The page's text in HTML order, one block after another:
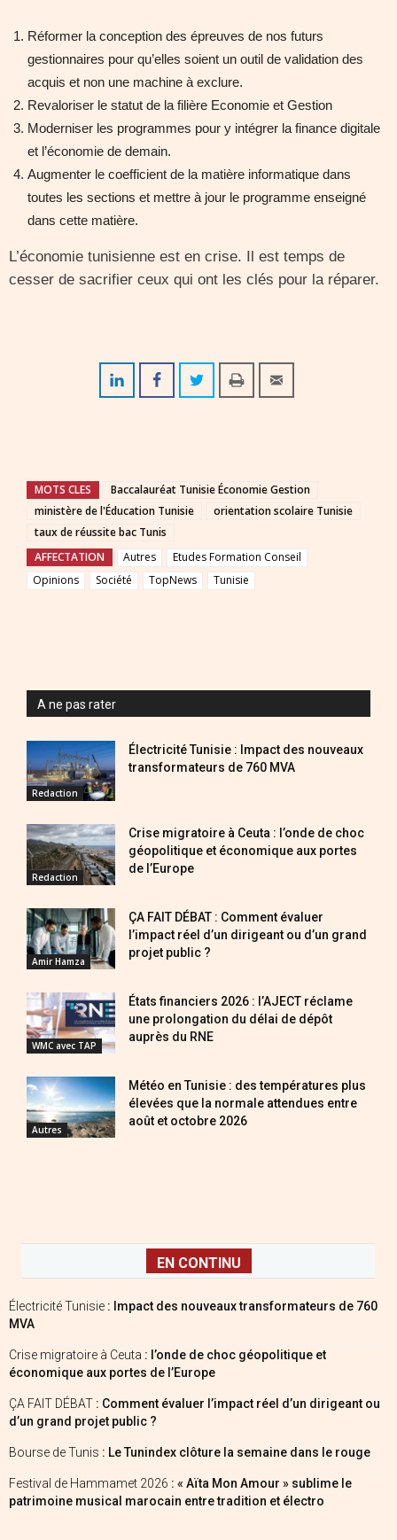
Réformer la conception des épreuves de nos futurs
gestionnaires pour qu’elles soient un outil de validation des
acquis et non une machine à exclure.
Revaloriser le statut de la filière Economie et Gestion
Moderniser les programmes pour y intégrer la finance digitale
et l’économie de demain.
Augmenter le coefficient de la matière informatique dans
toutes les sections et mettre à jour le programme enseigné
dans cette matière.
L’économie tunisienne est en crise. Il est temps de
cesser de sacrifier ceux qui ont les clés pour la réparer.
MOTS CLES
Baccalauréat Tunisie Économie Gestion
ministère de l'Éducation Tunisie
orientation scolaire Tunisie
taux de réussite bac Tunis
AFFECTATION
Autres
Etudes Formation Conseil
Opinions
Société TopNews Tunisie
A ne pas rater
Redaction
Électricité Tunisie : Impact des nouveaux
transformateurs de 760 MVA
Redaction
Crise migratoire à Ceuta : l’onde de choc
géopolitique et économique aux portes
de l’Europe
Amir Hamza
ÇA FAIT DÉBAT : Comment évaluer
l’impact réel d’un dirigeant ou d’un grand
projet public ?
WMC avec TAP
États financiers 2026 : l’AJECT réclame
une prolongation du délai de dépôt
auprès du RNE
Autres
Météo en Tunisie : des températures plus
élevées que la normale attendues entre
août et octobre 2026
EN CONTINU
Électricité Tunisie : Impact des nouveaux transformateurs de 760
MVA
Crise migratoire à Ceuta : l’onde de choc géopolitique et
économique aux portes de l’Europe
ÇA FAIT DÉBAT : Comment évaluer l’impact réel d’un dirigeant ou
d’un grand projet public ?
Bourse de Tunis : Le Tunindex clôture la semaine dans le rouge
Festival de Hammamet 2026 : « Aïta Mon Amour » sublime le
patrimoine musical marocain entre tradition et électro